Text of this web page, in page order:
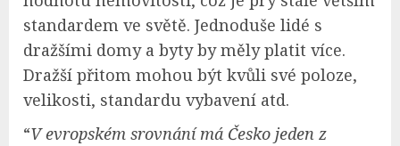
standardem ve světě. Jednoduše lidé s
dražšími domy a byty by měly platit více.
Dražší přitom mohou být kvůli své poloze,
velikosti, standardu vybavení atd.
“V evropském srovnání má Česko jeden z